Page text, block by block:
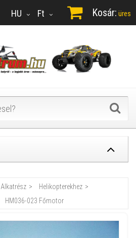
Ft
HU Kosár: üres
Alkatrész
Helikopterekhez
HM036-023 Főmotor